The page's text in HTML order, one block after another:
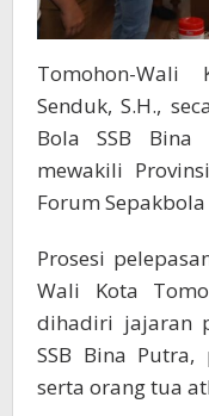
Tomohon-Wali
Senduk, S.H.,
Bola SSB Bina
mewakili
Forum Sepakbola
Prosesi
Wali Kota
dihadiri jajaran
SSB Bina
serta orang tua